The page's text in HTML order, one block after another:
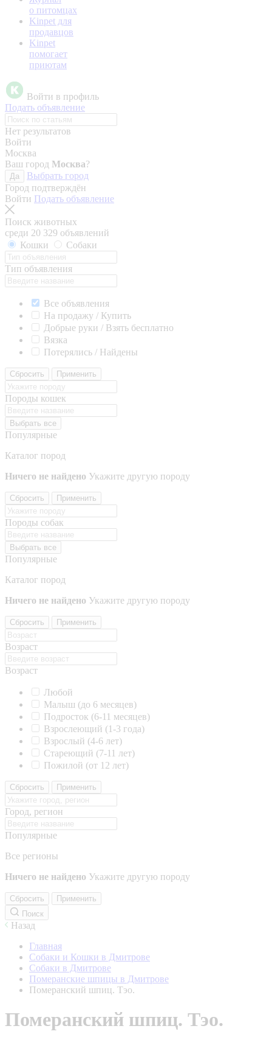
о питомцах
Kinpet для
продавцов
Kinpet
помогает
приютам
Войти в профиль
Подать объявление
Нет результатов
Войти
Москва
Ваш город Москва?
Да
Выбрать город
Город подтверждён
Войти Подать объявление
Поиск животных
среди 20 329 объявлений
Кошки
Собаки
Тип объявления
Все объявления
На продажу / Купить
Добрые руки / Взять бесплатно
Вязка
Потерялись / Найдены
Сбросить Применить
Породы кошек
Выбрать все
Популярные
Каталог пород
Ничего не найдено Укажите другую породу
Сбросить Применить
Породы собак
Выбрать все
Популярные
Каталог пород
Ничего не найдено Укажите другую породу
Сбросить Применить
Возраст
Возраст
Любой
Малыш (до 6 месяцев)
Подросток (6-11 месяцев)
Взрослеющий (1-3 года)
Взрослый (4-6 лет)
Стареющий (7-11 лет)
Пожилой (от 12 лет)
Сбросить Применить
Город, регион
Популярные
Все регионы
Ничего не найдено Укажите другую породу
Сбросить
Применить
Поиск
Назад
Главная
Собаки и Кошки в Дмитрове
Собаки в Дмитрове
Померанские шпицы в Дмитрове
Померанский шпиц. Тэо.
Померанский шпиц. Тэо.